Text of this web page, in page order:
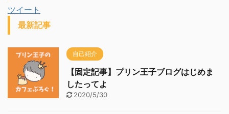
ツイート
最新記事
自己紹介
【固定記事】プリン王子ブログはじめま
したってよ
2020/5/30